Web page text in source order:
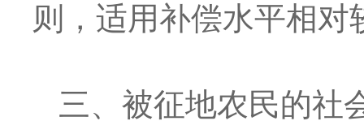
则，适用补偿水平相对
三、被征地农民的社